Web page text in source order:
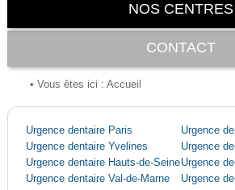
NOS CENTRES
CONTACT
• Vous êtes ici : Accueil
Urgence dentaire Paris
Urgence
Urgence dentaire Yvelines
Urgence
Urgence dentaire Hauts-de-SeineUrgence
Urgence dentaire Val-de-Marne
Urgence